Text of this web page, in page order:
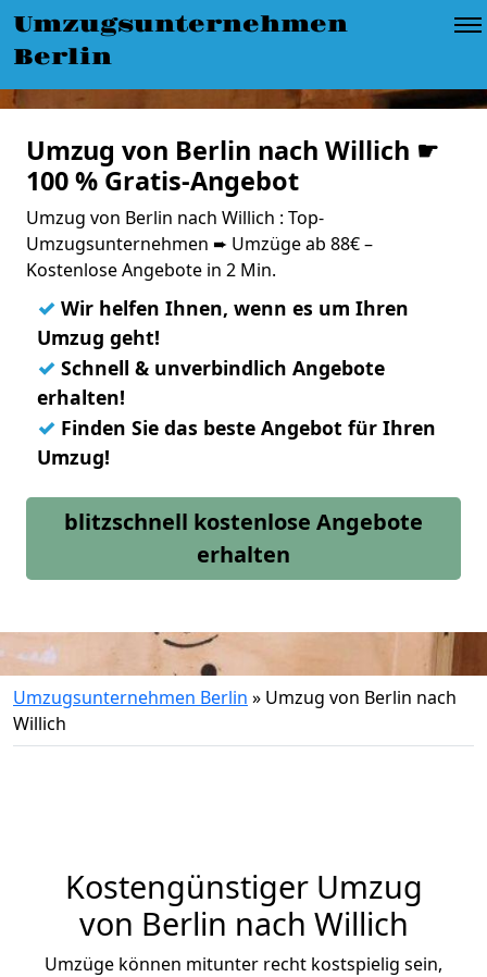
Umzugsunternehmen
Berlin
Umzug von Berlin nach Willich ☛
100 % Gratis-Angebot
Umzug von Berlin nach Willich : Top-
Umzugsunternehmen ➨ Umzüge ab 88€ –
Kostenlose Angebote in 2 Min.
✓ Wir helfen Ihnen, wenn es um Ihren
Umzug geht!
✓ Schnell & unverbindlich Angebote
erhalten!
✓ Finden Sie das beste Angebot für Ihren
Umzug!
blitzschnell kostenlose Angebote
erhalten
Umzugsunternehmen Berlin » Umzug von Berlin nach
Willich
Kostengünstiger Umzug
von Berlin nach Willich
Umzüge können mitunter recht kostspielig sein,